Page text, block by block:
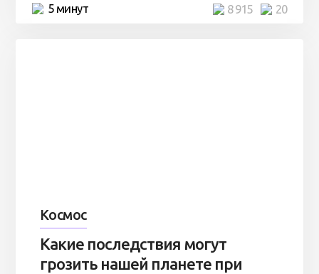
5 минут 20
8 915
Космос
Какие последствия могут
грозить нашей планете при